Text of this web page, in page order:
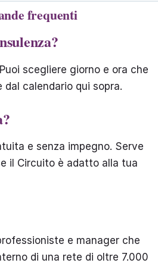
frequenti
scegliere giorno e ora che
calendario qui sopra.
e senza impegno. Serve
il Circuito è adatto alla tua
e manager che
di una rete di oltre 7.000